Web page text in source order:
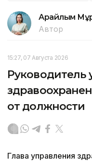
Арайлым
Автор
15:27, 07 Августа 2026
Руководитель
от должности
Глава управления